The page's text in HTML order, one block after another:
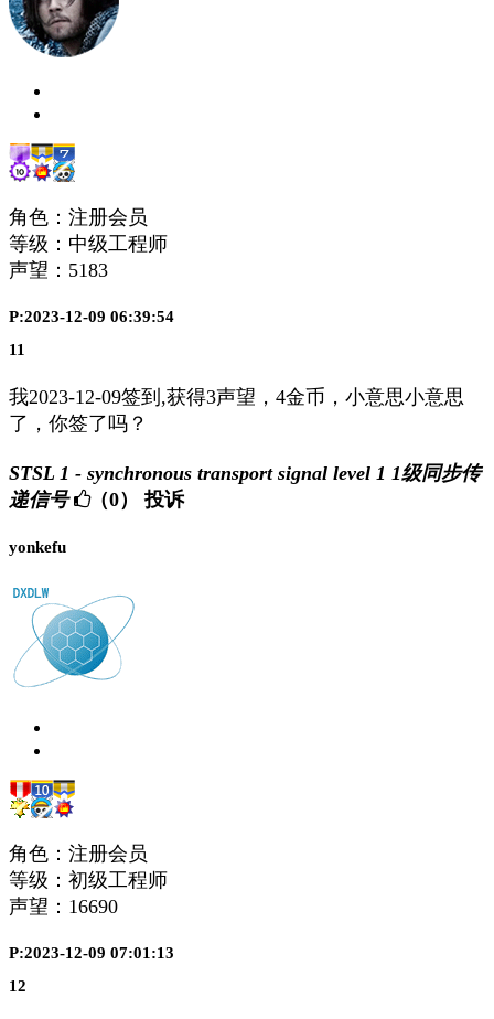
角色：注册会员
等级：中级工程师
声望： 5183
P:2023-12-09 06:39:54
11
我2023-12-09签到,获得3声望，4金币，小意思小意思
了，你签了吗？
STSL 1 - synchronous transport signal level 1 1级同步传
递信号
（0） 投诉
yonkefu
角色：注册会员
等级：初级工程师
声望： 16690
P:2023-12-09 07:01:13
12